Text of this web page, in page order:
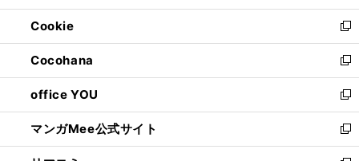
開
く
ウ
で
開
く
ン
ド
ウ
で
開
く
ウ
ィ
ン
ド
ウ
で
開
く
Cookie
新
し
い
ウ
ィ
ン
ド
ウ
Cocohana
新
し
い
ウ
ィ
ン
office YOU
新
し
い
ウ
マンガMee公式サイト
新
し